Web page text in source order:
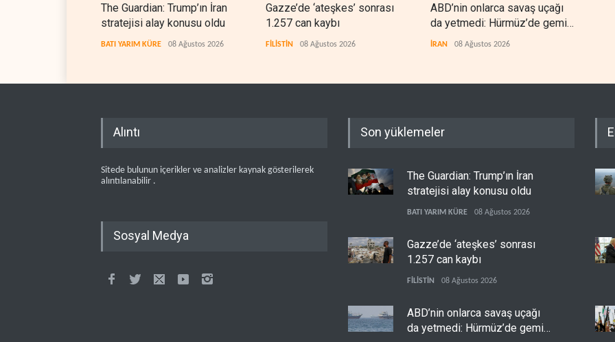
The Guardian: Trump’ın İran
stratejisi alay konusu oldu
BATI YARIM KÜRE 08 Ağustos 2026
Gazze’de ‘ateşkes’ sonrası
1.257 can kaybı
FİLİSTİN 08 Ağustos 2026
ABD’nin onlarca savaş uçağı
da yetmedi: Hürmüz’de gemi
vuruldu
İRAN 08 Ağustos 2026
Alıntı
Sitede bulunun içerikler ve analizler kaynak gösterilerek
alıntılanabilir .
Sosyal Medya
Son yüklemeler
The Guardian: Trump’ın İran
stratejisi alay konusu oldu
BATI YARIM KÜRE 08 Ağustos 2026
Gazze’de ‘ateşkes’ sonrası
1.257 can kaybı
FİLİSTİN 08 Ağustos 2026
ABD’nin onlarca savaş uçağı
da yetmedi: Hürmüz’de gemi